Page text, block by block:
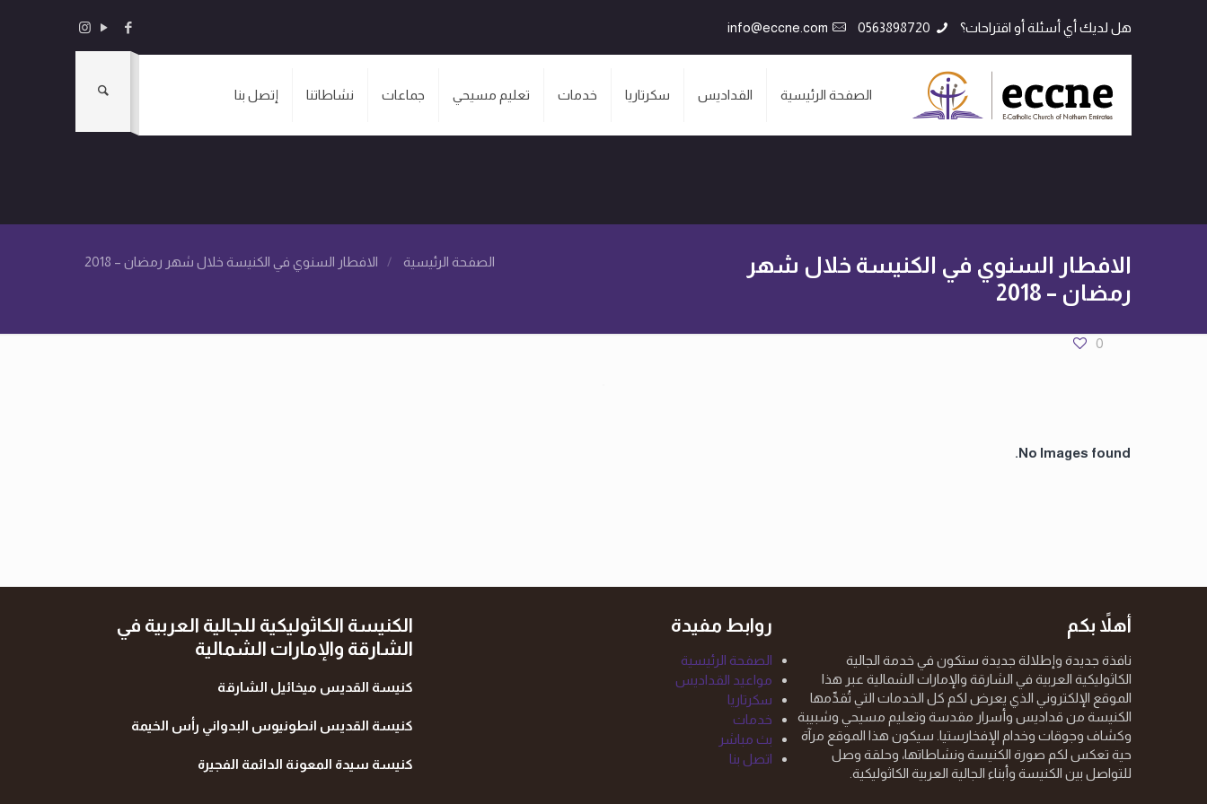
هل لديك أي أسئلة أو اقتراحات؟ 0563898720
info@eccne.com
الصفحة الرئيسية القداديس سكرتاريا خدمات تعليم مسيحي جماعات نشاطاتنا إتصل بنا
الافطار السنوي في الكنيسة خلال شهر
رمضان – 2018
الصفحة الرئيسية / الافطار السنوي في الكنيسة خلال شهر رمضان – 2018
0
No Images found.
أهلاً بكم
نافذة جديدة وإطلالة جديدة ستكون في خدمة الجالية
الكاثوليكية العربية في الشارقة والإمارات الشمالية عبر هذا
الموقع الإلكتروني الذي يعرض لكم كل الخدمات التي تُقدِّمها
الكنيسة من قداديس وأسرار مقدسة وتعليم مسيحي وشبيبة
وكشاف وجوقات وخدام الإفخارستيا. سيكون هذا الموقع مرآة
حية تعكس لكم صورة الكنيسة ونشاطاتها، وحلقة وصل
للتواصل بين الكنيسة وأبناء الجالية العربية الكاثوليكية.
روابط مفيدة
الصفحة الرئيسية
مواعيد القداديس
سكرتاريا
خدمات
بث مباشر
اتصل بنا
الكنيسة الكاثوليكية للجالية العربية في
الشارقة والإمارات الشمالية
كنيسة القديس ميخائيل الشارقة
كنيسة القديس انطونيوس البدواني رأس الخيمة
كنيسة سيدة المعونة الدائمة الفجيرة